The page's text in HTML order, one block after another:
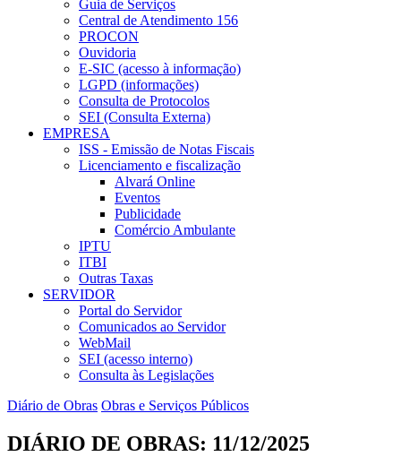
Guia de Serviços
Central de Atendimento 156
PROCON
Ouvidoria
E-SIC (acesso à informação)
LGPD (informações)
Consulta de Protocolos
SEI (Consulta Externa)
EMPRESA
ISS - Emissão de Notas Fiscais
Licenciamento e fiscalização
Alvará Online
Eventos
Publicidade
Comércio Ambulante
IPTU
ITBI
Outras Taxas
SERVIDOR
Portal do Servidor
Comunicados ao Servidor
WebMail
SEI (acesso interno)
Consulta às Legislações
Diário de Obras Obras e Serviços Públicos
DIÁRIO DE OBRAS: 11/12/2025